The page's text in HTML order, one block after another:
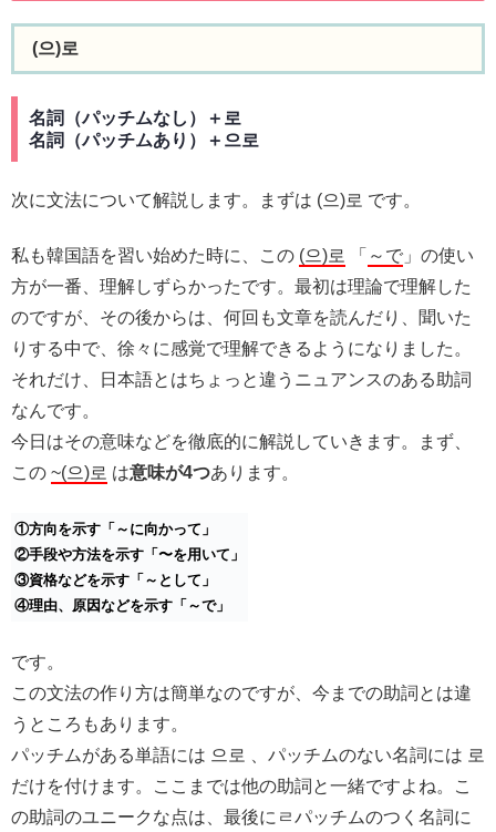
(으)로
名詞（パッチムなし）＋로
名詞（パッチムあり）＋으로
次に文法について解説します。まずは (으)로 です。
私も韓国語を習い始めた時に、この (으)로 「 ～で 」の使い
方が一番、理解しずらかったです。最初は理論で理解した
のですが、その後からは、何回も文章を読んだり、聞いた
りする中で、徐々に感覚で理解できるようになりました。
それだけ、日本語とはちょっと違うニュアンスのある助詞
なんです。
今日はその意味などを徹底的に解説していきます。まず、
この ~(으)로 は意味が4つあります。
①方向を示す「～に向かって」
②手段や方法を示す「〜を用いて」
③資格などを示す「～として」
④理由、原因などを示す「～で」
です。
この文法の作り方は簡単なのですが、今までの助詞とは違
うところもあります。
パッチムがある単語には 으로 、パッチムのない名詞には 로
だけを付けます。ここまでは他の助詞と一緒ですよね。こ
の助詞のユニークな点は、最後にㄹパッチムのつく名詞に